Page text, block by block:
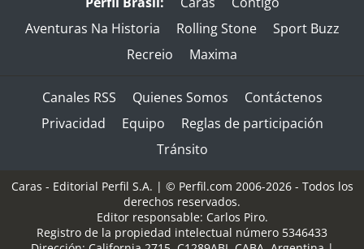
Aventuras Na Historia
Rolling Stone
Sport Buzz
Recreio
Maxima
Canales RSS Quienes Somos
Contáctenos
Privacidad
Equipo
Reglas de participación
Tránsito
Caras - Editorial Perfil S.A. | © Perfil.com 2006-2026 - Todos los
derechos reservados.
Editor responsable: Carlos Piro.
Registro de la propiedad intelectual número 5346433